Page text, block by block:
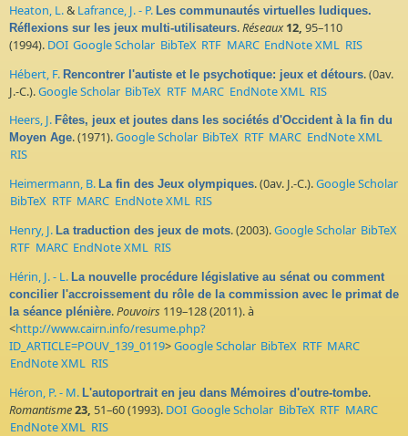
Heaton, L.& Lafrance, J. - P. Les communautés virtuelles ludiques.
Réflexions sur les jeux multi-utilisateurs.Réseaux 12, 95–110
(1994). DOI Google Scholar BibTeX RTF MARC EndNote XML RIS
Hébert, F. Rencontrer l'autiste et le psychotique: jeux et détours. (0av.
J.-C.).Google Scholar BibTeX RTF MARC EndNote XML RIS
Heers, J. Fêtes, jeux et joutes dans les sociétés d'Occident à la fin du
Moyen Age. (1971).Google Scholar BibTeX RTF MARC EndNote XML
RIS
Heimermann, B. La fin des Jeux olympiques. (0av. J.-C.).Google Scholar
BibTeX RTF MARC EndNote XML RIS
Henry, J. La traduction des jeux de mots. (2003).Google Scholar BibTeX
RTF MARC EndNote XML RIS
Hérin, J. - L. La nouvelle procédure législative au sénat ou comment
concilier l'accroissement du rôle de la commission avec le primat de
la séance plénière.Pouvoirs 119–128 (2011). à
<http://www.cairn.info/resume.php?
ID_ARTICLE=POUV_139_0119>Google Scholar BibTeX RTF MARC
EndNote XML RIS
Héron, P. - M. L'autoportrait en jeu dans Mémoires d'outre-tombe.
Romantisme23, 51–60 (1993). DOI Google Scholar BibTeX RTF MARC
EndNote XML RIS